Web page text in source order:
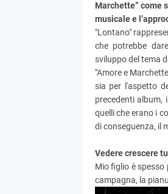
Marchette” come
musicale e
"Lontano"
che potrebbe
sviluppo del tema
"Amore e
sia per l'aspetto
precedenti
quelli che erano i
di conseguenza, il
Vedere crescere
Mio figlio è
campagna, la